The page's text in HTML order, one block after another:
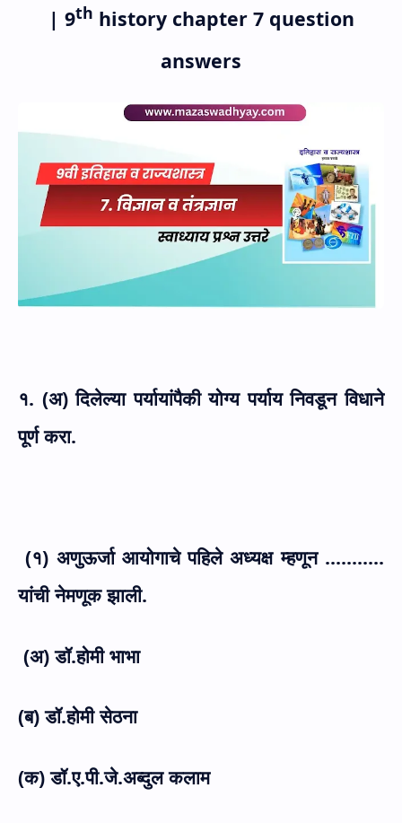
| 9th history chapter 7 question
answers
१. (अ) दिलेल्या पर्यायांपैकी योग्य पर्याय निवडून विधाने
पूर्ण करा.
(१) अणुऊर्जा आयोगाचे पहिले अध्यक्ष म्हणून ...........
यांची नेमणूक झाली.
(अ) डॉ.होमी भाभा
(ब) डॉ.होमी सेठना
(क) डॉ.ए.पी.जे.अब्दुल कलाम